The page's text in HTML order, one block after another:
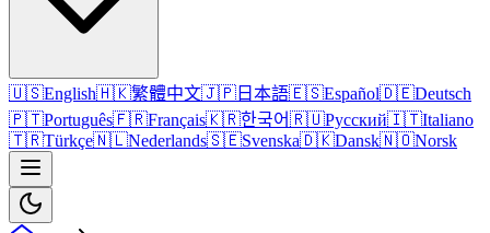
🇺🇸English🇭🇰繁體中文🇯🇵 日本語🇪🇸Español🇩🇪Deutsch
🇵🇹Português🇫🇷Français🇰🇷한국어🇷🇺Русский🇮🇹Italiano
🇹🇷Türkçe🇳🇱Nederlands🇸🇪Svenska🇩🇰Dansk🇳🇴Norsk